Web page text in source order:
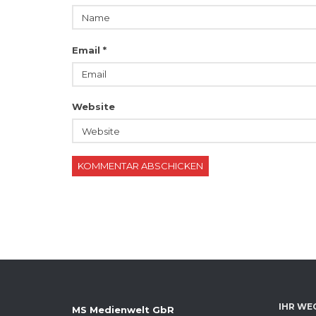
Email *
Website
MS Medienwelt GbR
IHR